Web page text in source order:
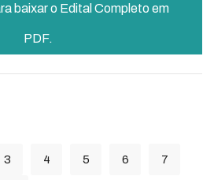
baixar o Edital Completo em
PDF.
3 4 5 6 7